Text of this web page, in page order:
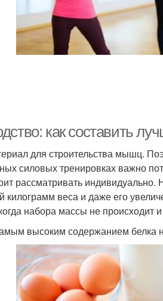
как составить
для строительства мышц.
силовых тренировках важно
рассматривать
килограмм веса и даже его
набора массы не
высоким содержанием белка